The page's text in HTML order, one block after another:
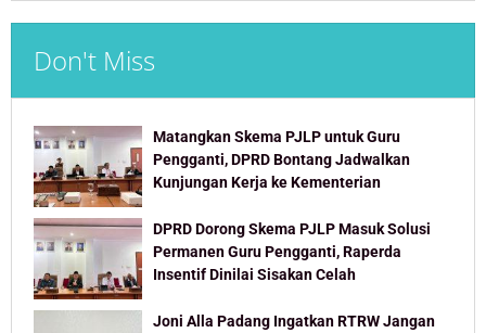
Don't Miss
Matangkan Skema PJLP untuk Guru
Pengganti, DPRD Bontang Jadwalkan
Kunjungan Kerja ke Kementerian
DPRD Dorong Skema PJLP Masuk Solusi
Permanen Guru Pengganti, Raperda
Insentif Dinilai Sisakan Celah
Joni Alla Padang Ingatkan RTRW Jangan